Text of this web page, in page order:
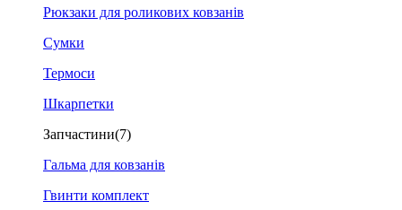
Рюкзаки для роликових ковзанів
Сумки
Термоси
Шкарпетки
Запчастини(7)
Гальма для ковзанів
Гвинти комплект